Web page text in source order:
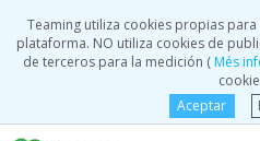
Teaming utiliza cookies propias
plataforma. NO utiliza cookies de
de terceros para la medición (Més
Aceptar